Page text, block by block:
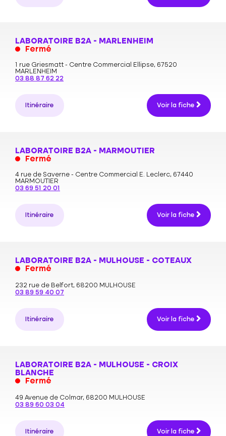
LABORATOIRE B2A - MARLENHEIM
Fermé
1 rue Griesmatt - Centre Commercial Ellipse, 67520
MARLENHEIM
03 88 87 62 22
Itinéraire Voir la fiche
LABORATOIRE B2A - MARMOUTIER
Fermé
4 rue de Saverne - Centre Commercial E. Leclerc, 67440
MARMOUTIER
03 69 51 20 01
Itinéraire Voir la fiche
LABORATOIRE B2A - MULHOUSE - COTEAUX
Fermé
232 rue de Belfort, 68200 MULHOUSE
03 89 59 40 07
Itinéraire Voir la fiche
LABORATOIRE B2A - MULHOUSE - CROIX
BLANCHE
Fermé
49 Avenue de Colmar, 68200 MULHOUSE
03 89 60 03 04
Itinéraire Voir la fiche